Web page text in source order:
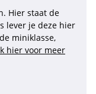
Hier staat de
lever je deze hier
miniklasse,
hier voor meer